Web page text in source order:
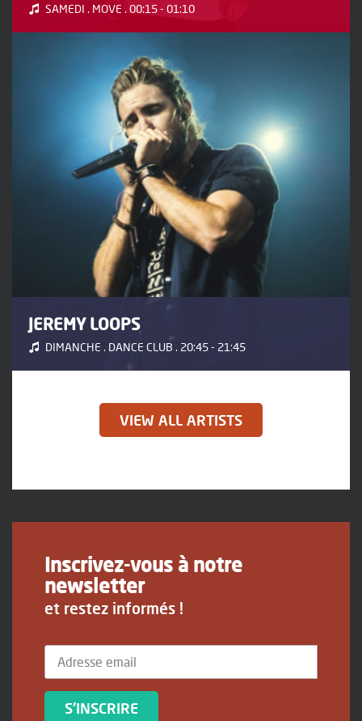
SAMEDI . MOVE . 00:15 - 01:10
JEREMY LOOPS
DIMANCHE . DANCE CLUB . 20:45 - 21:45
VIEW ALL ARTISTS
Inscrivez-vous à notre
newsletter
et restez informés !
S'INSCRIRE